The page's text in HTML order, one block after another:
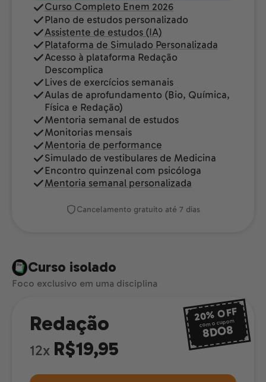
Curso Completo Enem 2026
Plano de estudos personalizado
Assistente de estudos (IA)
Plataforma de Simulado Personalizada
Acesso à plataforma Redação
Descomplica
Lives de exercícios semanais
Aulas de aprofundamento (Bio, Química,
Física e Redação)
Mentoria semanal de estudos
Monitorias mensais
Mentoria de performance
Simulado de vestibulares de Medicina
Encontro quinzenal com psicóloga
Mentoria semanal personalizada
Cancelamento gratuito até 7 dias
Curso isolado
Foco exclusivo em uma disciplina
20%OFF
com o cupom
8DO8
Redação
12x R$19,95